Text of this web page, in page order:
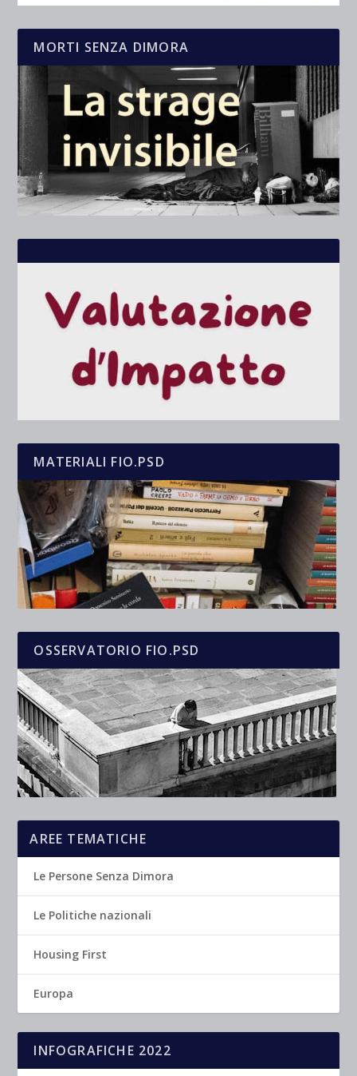
MORTI SENZA DIMORA
MATERIALI FIO.PSD
OSSERVATORIO FIO.PSD
AREE TEMATICHE
Le Persone Senza Dimora
Le Politiche nazionali
Housing First
Europa
INFOGRAFICHE 2022